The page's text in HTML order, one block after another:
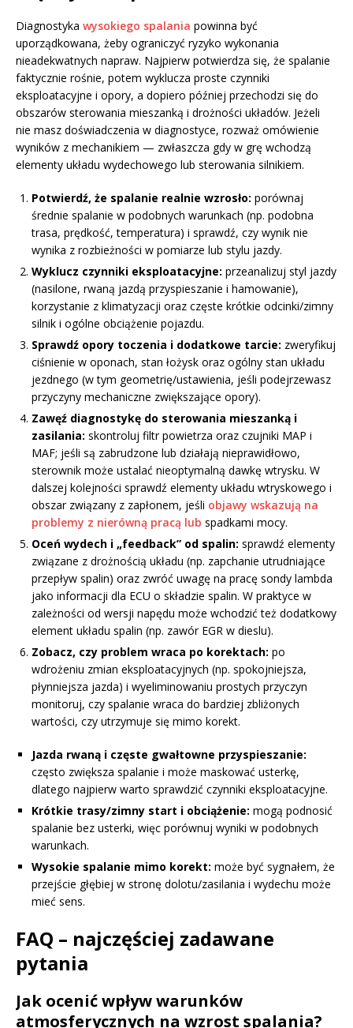
Diagnostyka wysokiego spalania powinna być
uporządkowana, żeby ograniczyć ryzyko wykonania
nieadekwatnych napraw. Najpierw potwierdza się, że spalanie
faktycznie rośnie, potem wyklucza proste czynniki
eksploatacyjne i opory, a dopiero później przechodzi się do
obszarów sterowania mieszanką i drożności układów. Jeżeli
nie masz doświadczenia w diagnostyce, rozważ omówienie
wyników z mechanikiem — zwłaszcza gdy w grę wchodzą
elementy układu wydechowego lub sterowania silnikiem.
Potwierdź, że spalanie realnie wzrosło: porównaj
średnie spalanie w podobnych warunkach (np. podobna
trasa, prędkość, temperatura) i sprawdź, czy wynik nie
wynika z rozbieżności w pomiarze lub stylu jazdy.
Wyklucz czynniki eksploatacyjne: przeanalizuj styl jazdy
(nasilone, rwaną jazdą przyspieszanie i hamowanie),
korzystanie z klimatyzacji oraz częste krótkie odcinki/zimny
silnik i ogólne obciążenie pojazdu.
Sprawdź opory toczenia i dodatkowe tarcie: zweryfikuj
ciśnienie w oponach, stan łożysk oraz ogólny stan układu
jezdnego (w tym geometrię/ustawienia, jeśli podejrzewasz
przyczyny mechaniczne zwiększające opory).
Zawęź diagnostykę do sterowania mieszanką i
zasilania: skontroluj filtr powietrza oraz czujniki MAP i
MAF; jeśli są zabrudzone lub działają nieprawidłowo,
sterownik może ustalać nieoptymalną dawkę wtrysku. W
dalszej kolejności sprawdź elementy układu wtryskowego i
obszar związany z zapłonem, jeśli objawy wskazują na
problemy z nierówną pracą lub spadkami mocy.
Oceń wydech i „feedback” od spalin: sprawdź elementy
związane z drożnością układu (np. zapchanie utrudniające
przepływ spalin) oraz zwróć uwagę na pracę sondy lambda
jako informacji dla ECU o składzie spalin. W praktyce w
zależności od wersji napędu może wchodzić też dodatkowy
element układu spalin (np. zawór EGR w dieslu).
Zobacz, czy problem wraca po korektach: po
wdrożeniu zmian eksploatacyjnych (np. spokojniejsza,
płynniejsza jazda) i wyeliminowaniu prostych przyczyn
monitoruj, czy spalanie wraca do bardziej zbliżonych
wartości, czy utrzymuje się mimo korekt.
Jazda rwaną i częste gwałtowne przyspieszanie:
często zwiększa spalanie i może maskować usterkę,
dlatego najpierw warto sprawdzić czynniki eksploatacyjne.
Krótkie trasy/zimny start i obciążenie: mogą podnosić
spalanie bez usterki, więc porównuj wyniki w podobnych
warunkach.
Wysokie spalanie mimo korekt: może być sygnałem, że
przejście głębiej w stronę dolotu/zasilania i wydechu może
mieć sens.
FAQ – najczęściej zadawane
pytania
Jak ocenić wpływ warunków
atmosferycznych na wzrost spalania?